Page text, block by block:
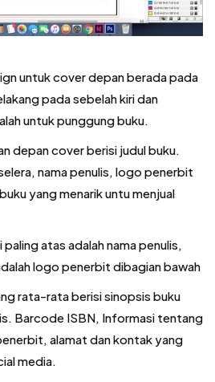
untuk cover depan berada pada
pada sebelah kiri dan
untuk punggung buku.
depan cover berisi judul buku.
nama penulis, logo penerbit
yang menarik untu menjual
atas adalah nama penulis,
logo penerbit dibagian bawah
rata-rata berisi sinopsis buku
Barcode ISBN, Informasi tentang
alamat dan kontak yang
media.